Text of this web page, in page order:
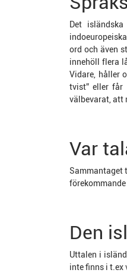
Det
ord och även
innehöll flera
Vidare, håller
tvist” eller får
välbevarat, att
Var
Sammantaget
Den
Uttalen i
inte finns i t.ex